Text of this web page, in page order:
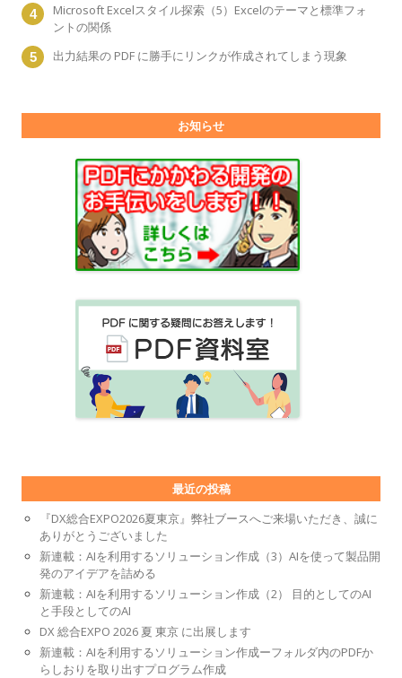
Microsoft Excelスタイル探索（5）Excelのテーマと標準フォ
ントの関係
出力結果の PDF に勝手にリンクが作成されてしまう現象
お知らせ
最近の投稿
『DX総合EXPO2026夏東京』弊社ブースへご来場いただき、誠に
ありがとうございました
新連載：AIを利用するソリューション作成（3）AIを使って製品開
発のアイデアを詰める
新連載：AIを利用するソリューション作成（2） 目的としてのAI
と手段としてのAI
DX 総合EXPO 2026 夏 東京 に出展します
新連載：AIを利用するソリューション作成ーフォルダ内のPDFか
らしおりを取り出すプログラム作成